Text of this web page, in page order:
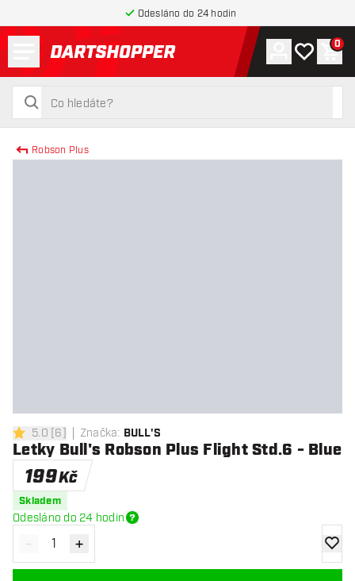
Odesláno do 24 hodin
Zpět na hlavní stránku
hledat
hledat
ÚčetMůj 0
Robson Plus
5 hodnoticí hvězdičky
5.0 [6] Značka: BULL'S
Letky Bull's Robson Plus Flight Std.6 - Blue
199Kč
Skladem
Odesláno do 24 hodin
Snížit množství
- Zvýšit množství
+